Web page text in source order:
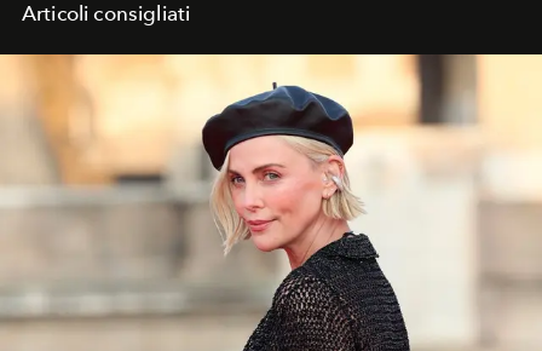
Articoli consigliati